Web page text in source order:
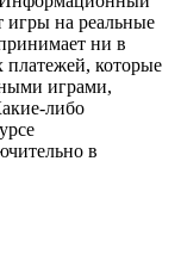
игры на реальные
ни в
платежей, которые
играми,
либо
в